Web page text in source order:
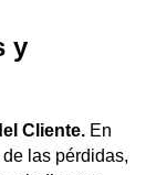
y
Cliente. En
las pérdidas,